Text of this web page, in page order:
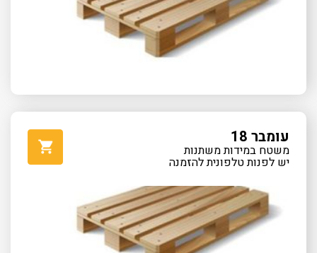
עומבר 18
משטח במידות משתנות
יש לפנות טלפונית להזמנה